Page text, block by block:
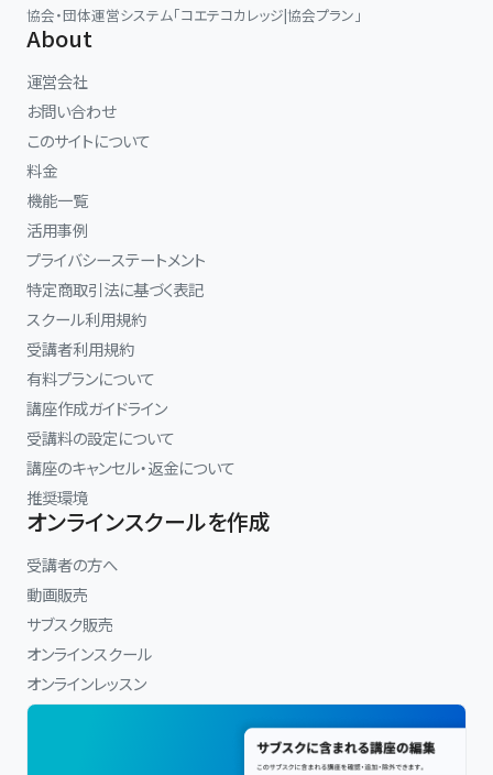
ドイツ留学当初、教授より自身の演奏を「ジャパニーズスタイルだ」
と指摘されたことをきっかけに、身体を自在に使い、楽器を鳴らし切
るための技術研究に着手。4年後の卒業試験では、全教授から満点
の評価を受け、最優秀の成績で卒業した。
現在は、ショパンの演奏法を基礎にした「身体と音から見直すピアノ
演奏法」の普及に力を注いでおり、基礎講座《ピアノ上達への最短距
離》や、《限界突破》体と脳を覚醒させる３つの理論などの講座を展
開。著書に『日本のピアノ常識は世界の非常識？』がある。
ピアニストとして演奏活動を行うほか、ピアノ演奏、身体の使い方、
協会・団体運営システム「コエテコカレッジ|協会プラン」
About
運営会社
お問い合わせ
このサイトについて
料金
機能一覧
活用事例
プライバシーステートメント
特定商取引法に基づく表記
スクール利用規約
受講者利用規約
有料プランについて
講座作成ガイドライン
受講料の設定について
講座のキャンセル・返金について
推奨環境
オンラインスクールを作成
受講者の方へ
動画販売
サブスク販売
オンラインスクール
オンラインレッスン